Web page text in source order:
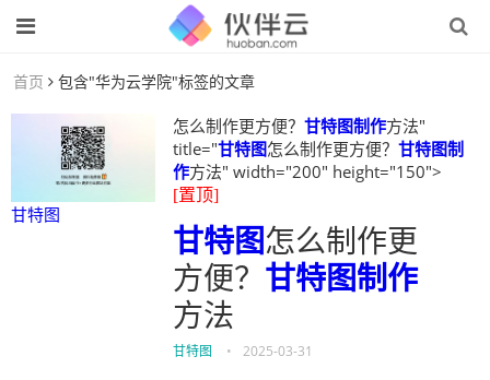
首页 包含"华为云学院"标签的文章
甘特图
怎么制作更方便？ 甘特图制作方法"
title="甘特图怎么制作更方便？ 甘特图制
作方法" width="200" height="150">
[置顶]
甘特图怎么制作更
方便？ 甘特图制作
方法
甘特图 • 2025-03-31